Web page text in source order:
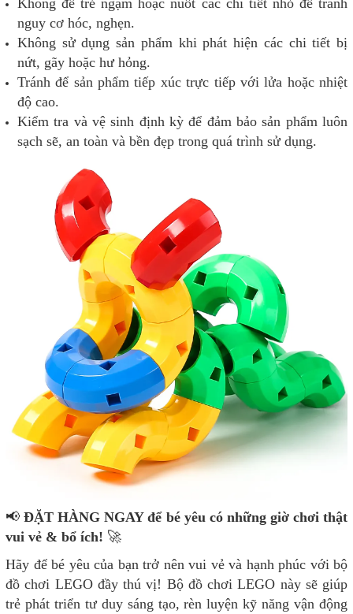
nguy cơ hóc, nghẹn.
Không sử dụng sản phẩm khi phát hiện các chi tiết bị
nứt, gãy hoặc hư hỏng.
Tránh để sản phẩm tiếp xúc trực tiếp với lửa hoặc nhiệt
độ cao.
Kiểm tra và vệ sinh định kỳ để đảm bảo sản phẩm luôn
sạch sẽ, an toàn và bền đẹp trong quá trình sử dụng.
📢ĐẶT HÀNG NGAY để bé yêu có những giờ chơi thật
vui vẻ & bổ ích! 🚀
Hãy để bé yêu của bạn trở nên vui vẻ và hạnh phúc với bộ
đồ chơi LEGO đầy thú vị! Bộ đồ chơi LEGO này sẽ giúp
trẻ phát triển tư duy sáng tạo, rèn luyện kỹ năng vận động